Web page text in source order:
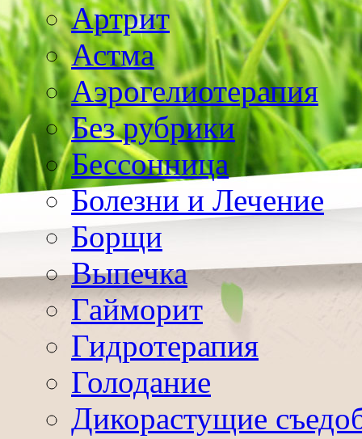
Артрит
Астма
Аэрогелиотерапия
Без рубрики
Бессонница
Болезни и Лечение
Борщи
Выпечка
Гайморит
Гидротерапия
Голодание
Дикорастущие